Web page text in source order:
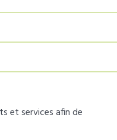
et services afin de